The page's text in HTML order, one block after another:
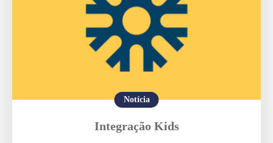
Notícia
Integração Kids